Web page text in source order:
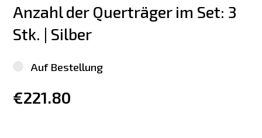
Anzahl der Querträger im Set: 3
Stk. | Silber
Auf Bestellung
€221.80